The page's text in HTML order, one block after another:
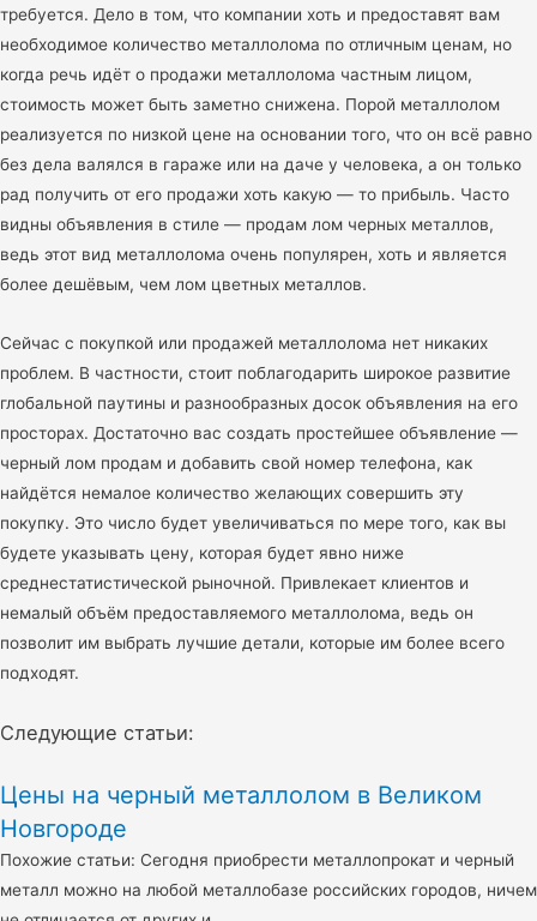
требуется. Дело в том, что компании хоть и предоставят вам
необходимое количество металлолома по отличным ценам, но
когда речь идёт о продажи металлолома частным лицом,
стоимость может быть заметно снижена. Порой металлолом
реализуется по низкой цене на основании того, что он всё равно
без дела валялся в гараже или на даче у человека, а он только
рад получить от его продажи хоть какую — то прибыль. Часто
видны объявления в стиле — продам лом черных металлов,
ведь этот вид металлолома очень популярен, хоть и является
более дешёвым, чем лом цветных металлов.
Сейчас с покупкой или продажей металлолома нет никаких
проблем. В частности, стоит поблагодарить широкое развитие
глобальной паутины и разнообразных досок объявления на его
просторах. Достаточно вас создать простейшее объявление —
черный лом продам и добавить свой номер телефона, как
найдётся немалое количество желающих совершить эту
покупку. Это число будет увеличиваться по мере того, как вы
будете указывать цену, которая будет явно ниже
среднестатистической рыночной. Привлекает клиентов и
немалый объём предоставляемого металлолома, ведь он
позволит им выбрать лучшие детали, которые им более всего
подходят.
Следующие статьи:
Цены на черный металлолом в Великом
Новгороде
Похожие статьи: Сегодня приобрести металлопрокат и черный
металл можно на любой металлобазе российских городов, ничем